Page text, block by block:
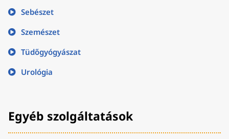
Sebészet
Szemészet
Tüdőgyógyászat
Urológia
Egyéb szolgáltatások